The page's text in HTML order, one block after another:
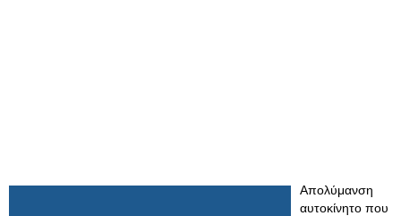
Απολύμανση
αυτοκίνητο που